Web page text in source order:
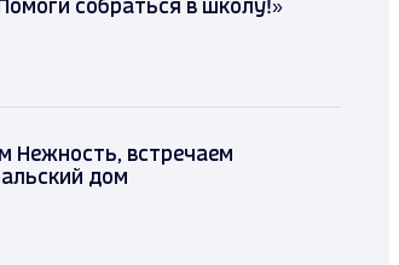
собраться в школу!»
Нежность, встречаем
дом